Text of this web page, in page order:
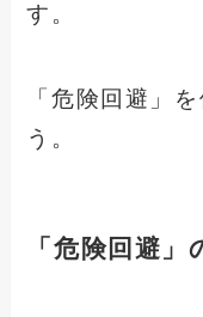
す。
「危険回避」
う。
「危険回避」